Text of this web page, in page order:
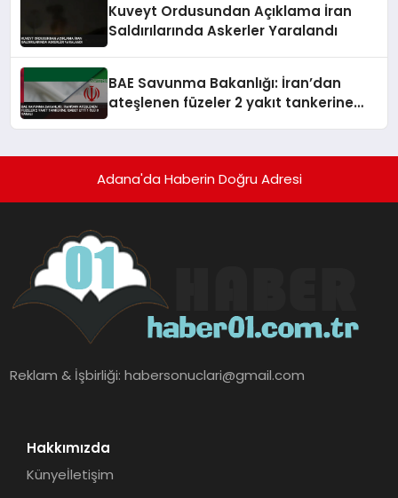
Kuveyt Ordusundan Açıklama İran
Saldırılarında Askerler Yaralandı
BAE Savunma Bakanlığı: İran’dan
ateşlenen füzeler 2 yakıt tankerine
Adana'da Haberin Doğru Adresi
Reklam & İşbirliği:habersonuclari@gmail.com
Hakkımızda
Künyeİletişim